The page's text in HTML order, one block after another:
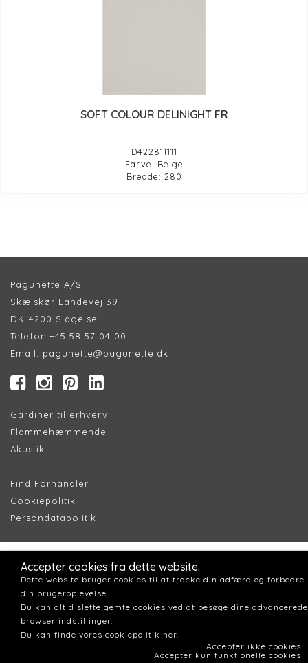
SOFT COLOUR DELINIGHT FR
D422811111
Farve: Beige
Bredde: 280
Pagunette A/S
Skælskør Landevej 39
DK-4200 Slagelse
Telefon:+45 58 57 04 00
Email: pagunette@pagunette.dk
Gardiner til erhverv
Flammehæmmende
Akustik
Find Forhandler
Cookiepolitik
Persondatapolitik
Accepter cookies fra dette website.
Dette website bruger cookies til at tracke din adfærd og forbedre
din brugeroplevelse.
Du kan altid slette gemte cookies ved at besøge dine advancerede
browser indstillinger.
Du kan finde vores cookiepolitik her.
Accepter ikke cookies
Accepter kun funktionelle cookies